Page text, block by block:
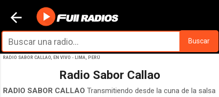
Ir al contenido principal
Buscar
RADIO SABOR CALLAO, EN VIVO - LIMA, PERÚ
Radio Sabor Callao
RADIO SABOR CALLAO Transmitiendo desde la cuna de la salsa